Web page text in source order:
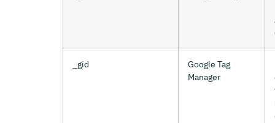
_gid
Google Tag
Manager